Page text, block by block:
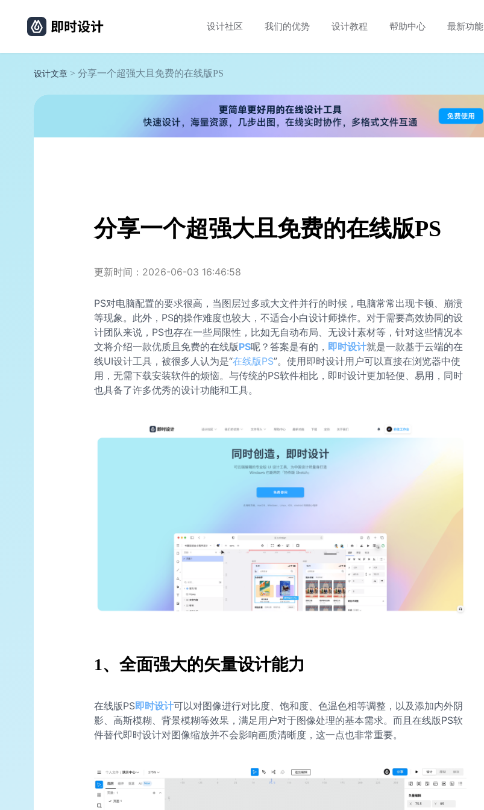
设计社区 我们的优势 设计教程 帮助中心 最新功能
设计文章 > 分享一个超强大且免费的在线版PS
分享一个超强大且免费的在线版PS
更新时间：2026-06-03 16:46:58
PS对电脑配置的要求很高，当图层过多或大文件并行的时候，电脑常常出现卡顿、崩溃
等现象。此外，PS的操作难度也较大，不适合小白设计师操作。对于需要高效协同的设
计团队来说，PS也存在一些局限性，比如无自动布局、无设计素材等，针对这些情况本
文将介绍一款优质且免费的在线版PS呢？答案是有的， 即时设计就是一款基于云端的在
线UI设计工具，被很多人认为是“在线版PS”。使用即时设计用户可以直接在浏览器中使
用，无需下载安装软件的烦恼。与传统的PS软件相比，即时设计更加轻便、易用，同时
也具备了许多优秀的设计功能和工具。
1、全面强大的矢量设计能力
在线版PS即时设计可以对图像进行对比度、饱和度、色温色相等调整，以及添加内外阴
影、高斯模糊、背景模糊等效果，满足用户对于图像处理的基本需求。而且在线版PS软
件替代即时设计对图像缩放并不会影响画质清晰度，这一点也非常重要。